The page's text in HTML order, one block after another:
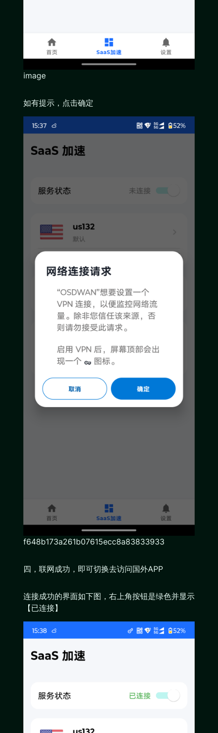
image
如有提示，点击确定
f648b173a261b07615ecc8a83833933
四，联网成功，即可切换去访问国外APP
连接成功的界面如下图，右上角按钮是绿色并显示
【已连接】